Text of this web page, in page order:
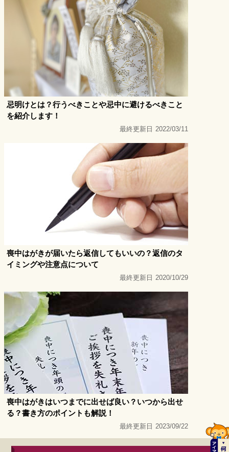
忌明けとは？行うべきことや忌中に避けるべきこと
を紹介します！
最終更新日 2022/03/11
喪中はがきが届いたら返信してもいいの？返信のタ
イミングや注意点について
最終更新日 2020/10/29
喪中はがきはいつまでに出せば良い？いつから出せ
る？書き方のポイントも解説！
最終更新日 2023/09/22